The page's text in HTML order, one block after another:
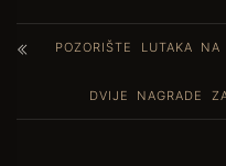
POZORIŠTE LUTAKA NA
DVIJE NAGRADE